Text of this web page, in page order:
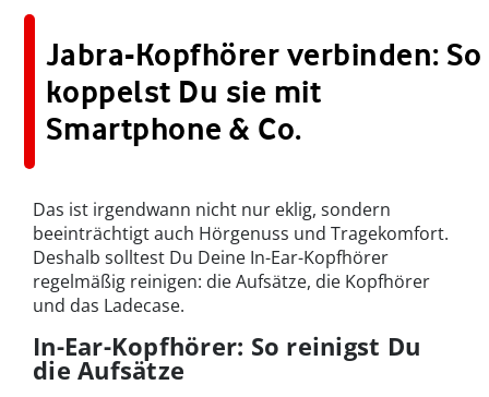
Jabra-Kopfhörer verbinden: So
koppelst Du sie mit
Smartphone & Co.
Das ist irgendwann nicht nur eklig, sondern
beeinträchtigt auch Hörgenuss und Tragekomfort.
Deshalb solltest Du Deine In-Ear-Kopfhörer
regelmäßig reinigen: die Aufsätze, die Kopfhörer
und das Ladecase.
In-Ear-Kopfhörer: So reinigst Du
die Aufsätze